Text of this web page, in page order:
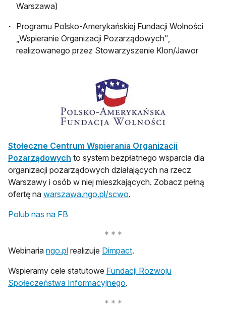
Warszawa)
Programu Polsko-Amerykańskiej Fundacji Wolności
„Wspieranie Organizacji Pozarządowych",
realizowanego przez Stowarzyszenie Klon/Jawor
Stołeczne Centrum Wspierania Organizacji
Pozarządowych to system bezpłatnego wsparcia dla
organizacji pozarządowych działających na rzecz
Warszawy i osób w niej mieszkających. Zobacz pełną
ofertę na warszawa.ngo.pl/scwo.
Polub nas na FB
Webinaria ngo.plotwiera się w nowej karcie
realizuje Dimpactotwiera się w nowej
.
Wspieramy cele statutowe Fundacji Rozwoju
Społeczeństwa Informacyjnego.